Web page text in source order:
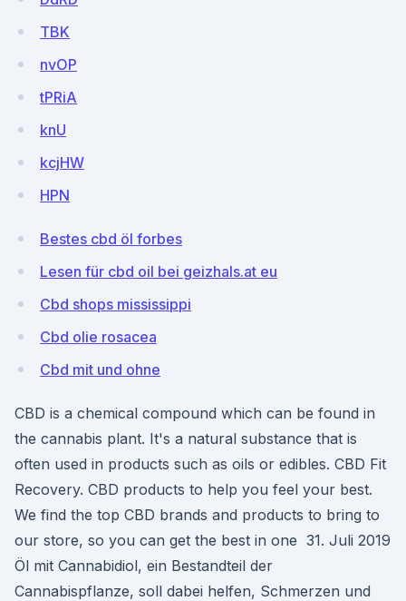
TBK
nvOP
tPRiA
knU
kcjHW
HPN
Bestes cbd öl forbes
Lesen für cbd oil bei geizhals.at eu
Cbd shops mississippi
Cbd olie rosacea
Cbd mit und ohne
CBD is a chemical compound which can be found in
the cannabis plant. It's a natural substance that is
often used in products such as oils or edibles. CBD Fit
Recovery. CBD products to help you feel your best.
We find the top CBD brands and products to bring to
our store, so you can get the best in one 31. Juli 2019
Öl mit Cannabidiol, ein Bestandteil der
Cannabispflanze, soll dabei helfen, Schmerzen und